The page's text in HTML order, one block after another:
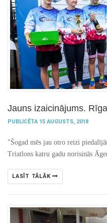
Jauns izaicinājums.
PUBLICĒTA 15 AUGUSTS, 2018
"Šogad mēs jau otro reizi
Triatlons katru gadu norisinās
LASĪT TĀLĀK